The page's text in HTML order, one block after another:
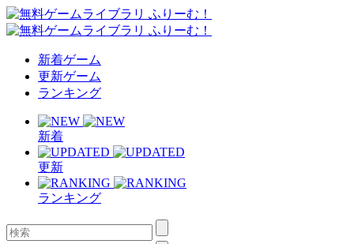
新着ゲーム
更新ゲーム
ランキング
新着
更新
ランキング